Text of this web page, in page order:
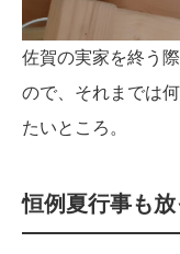
佐賀の実家を終う
ので、それまでは
たいところ。
恒例夏行事も